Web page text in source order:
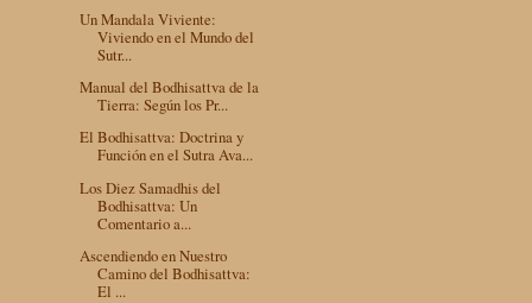
Un Mandala Viviente:
Viviendo en el Mundo del
Sutr...
Manual del Bodhisattva de la
Tierra: Según los Pr...
El Bodhisattva: Doctrina y
Función en el Sutra Ava...
Los Diez Samadhis del
Bodhisattva: Un
Comentario a...
Ascendiendo en Nuestro
Camino del Bodhisattva:
El ...